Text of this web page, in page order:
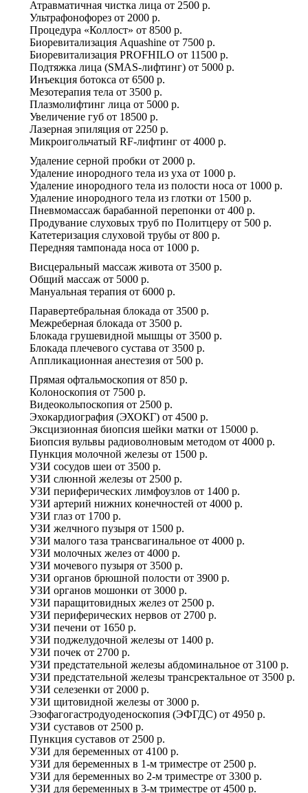
Атравматичная чистка лица от 2500 р.
Ультрафонофорез от 2000 р.
Процедура «Коллост» от 8500 р.
Биоревитализация Aquashine от 7500 р.
Биоревитализация PROFHILO от 11500 р.
Подтяжка лица (SMAS-лифтинг) от 5000 р.
Инъекция ботокса от 6500 р.
Мезотерапия тела от 3500 р.
Плазмолифтинг лица от 5000 р.
Увеличение губ от 18500 р.
Лазерная эпиляция от 2250 р.
Микроигольчатый RF-лифтинг от 4000 р.
Удаление серной пробки от 2000 р.
Удаление инородного тела из уха от 1000 р.
Удаление инородного тела из полости носа от 1000 р.
Удаление инородного тела из глотки от 1500 р.
Пневмомассаж барабанной перепонки от 400 р.
Продувание слуховых труб по Политцеру от 500 р.
Катетеризация слуховой трубы от 800 р.
Передняя тампонада носа от 1000 р.
Висцеральный массаж живота от 3500 р.
Общий массаж от 5000 р.
Мануальная терапия от 6000 р.
Паравертебральная блокада от 3500 р.
Межреберная блокада от 3500 р.
Блокада грушевидной мышцы от 3500 р.
Блокада плечевого сустава от 3500 р.
Аппликационная анестезия от 500 р.
Прямая офтальмоскопия от 850 р.
Колоноскопия от 7500 р.
Видеокольпоскопия от 2500 р.
Эхокардиография (ЭХОКГ) от 4500 р.
Эксцизионная биопсия шейки матки от 15000 р.
Биопсия вульвы радиоволновым методом от 4000 р.
Пункция молочной железы от 1500 р.
УЗИ сосудов шеи от 3500 р.
УЗИ слюнной железы от 2500 р.
УЗИ периферических лимфоузлов от 1400 р.
УЗИ артерий нижних конечностей от 4000 р.
УЗИ глаз от 1700 р.
УЗИ желчного пузыря от 1500 р.
УЗИ малого таза трансвагинальное от 4000 р.
УЗИ молочных желез от 4000 р.
УЗИ мочевого пузыря от 3500 р.
УЗИ органов брюшной полости от 3900 р.
УЗИ органов мошонки от 3000 р.
УЗИ паращитовидных желез от 2500 р.
УЗИ периферических нервов от 2700 р.
УЗИ печени от 1650 р.
УЗИ поджелудочной железы от 1400 р.
УЗИ почек от 2700 р.
УЗИ предстательной железы абдоминальное от 3100 р.
УЗИ предстательной железы трансректальное от 3500 р.
УЗИ селезенки от 2000 р.
УЗИ щитовидной железы от 3000 р.
Эзофагогастродуоденоскопия (ЭФГДС) от 4950 р.
УЗИ суставов от 2500 р.
Пункция суставов от 2500 р.
УЗИ для беременных от 4100 р.
УЗИ для беременных в 1-м триместре от 2500 р.
УЗИ для беременных во 2-м триместре от 3300 р.
УЗИ для беременных в 3-м триместре от 4500 р.